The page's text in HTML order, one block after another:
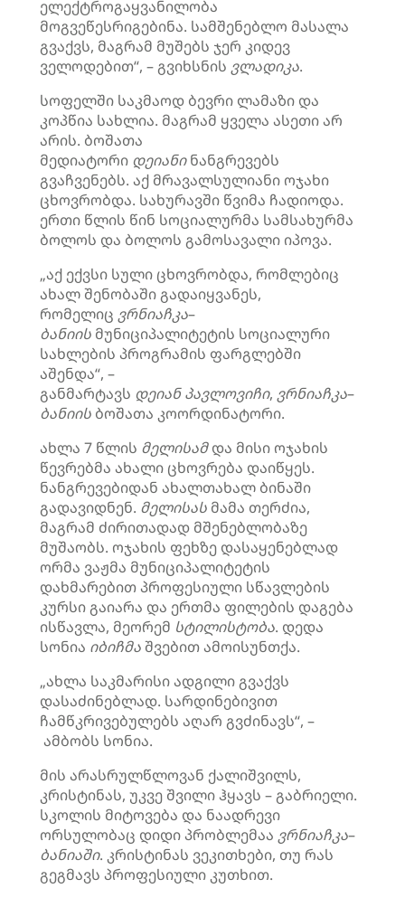
ელექტროგაყვანილობა
მოგვეწესრიგებინა. სამშენებლო მასალა
გვაქვს, მაგრამ მუშებს ჯერ კიდევ
ველოდებით“, – გვიხსნის ვლადიკა.
სოფელში საკმაოდ ბევრი ლამაზი და
კოპწია სახლია. მაგრამ ყველა ასეთი არ
არის. ბოშათა
მედიატორი დეიანინანგრევებს
გვაჩვენებს. აქ მრავალსულიანი ოჯახი
ცხოვრობდა. სახურავში წვიმა ჩადიოდა.
ერთი წლის წინ სოციალურმა სამსახურმა
ბოლოს და ბოლოს გამოსავალი იპოვა.
„აქ ექვსი სული ცხოვრობდა, რომლებიც
ახალ შენობაში გადაიყვანეს,
რომელიც ვრნიაჩკა–
ბანიის მუნიციპალიტეტის სოციალური
სახლების პროგრამის ფარგლებში
აშენდა“, –
განმარტავს დეიან პავლოვიჩი, ვრნიაჩკა–
ბანიის ბოშათა კოორდინატორი.
ახლა 7 წლის მელისამდა მისი ოჯახის
წევრებმა ახალი ცხოვრება დაიწყეს.
ნანგრევებიდან ახალთახალ ბინაში
გადავიდნენ. მელისას მამა თერძია,
მაგრამ ძირითადად მშენებლობაზე
მუშაობს. ოჯახის ფეხზე დასაყენებლად
ორმა ვაჟმა მუნიციპალიტეტის
დახმარებით პროფესიული სწავლების
კურსი გაიარა და ერთმა ფილების დაგება
ისწავლა, მეორემ სტილისტობა. დედა
სონია იბიჩმაშვებით ამოისუნთქა.
„ახლა საკმარისი ადგილი გვაქვს
დასაძინებლად. სარდინებივით
ჩამწკრივებულებს აღარ გვძინავს“, –
ამბობს სონია.
მის არასრულწლოვან ქალიშვილს,
კრისტინას, უკვე შვილი ჰყავს – გაბრიელი.
სკოლის მიტოვება და ნაადრევი
ორსულობაც დიდი პრობლემაა ვრნიაჩკა–
ბანიაში. კრისტინას ვეკითხები, თუ რას
გეგმავს პროფესიული კუთხით.